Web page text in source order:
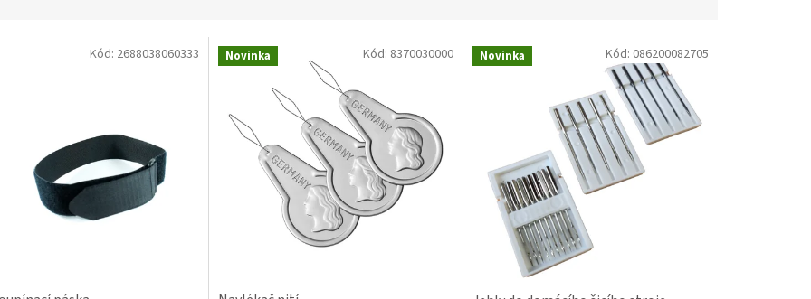
Kód: 2688038060333 Novinka Kód: 8370030000 Novinka Kód: 086200082705